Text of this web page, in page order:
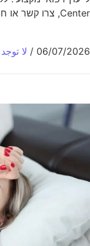
Center, צרו קשר או חייגו 04-9111166 | 050-8387771.
06/07/2026
/ لا